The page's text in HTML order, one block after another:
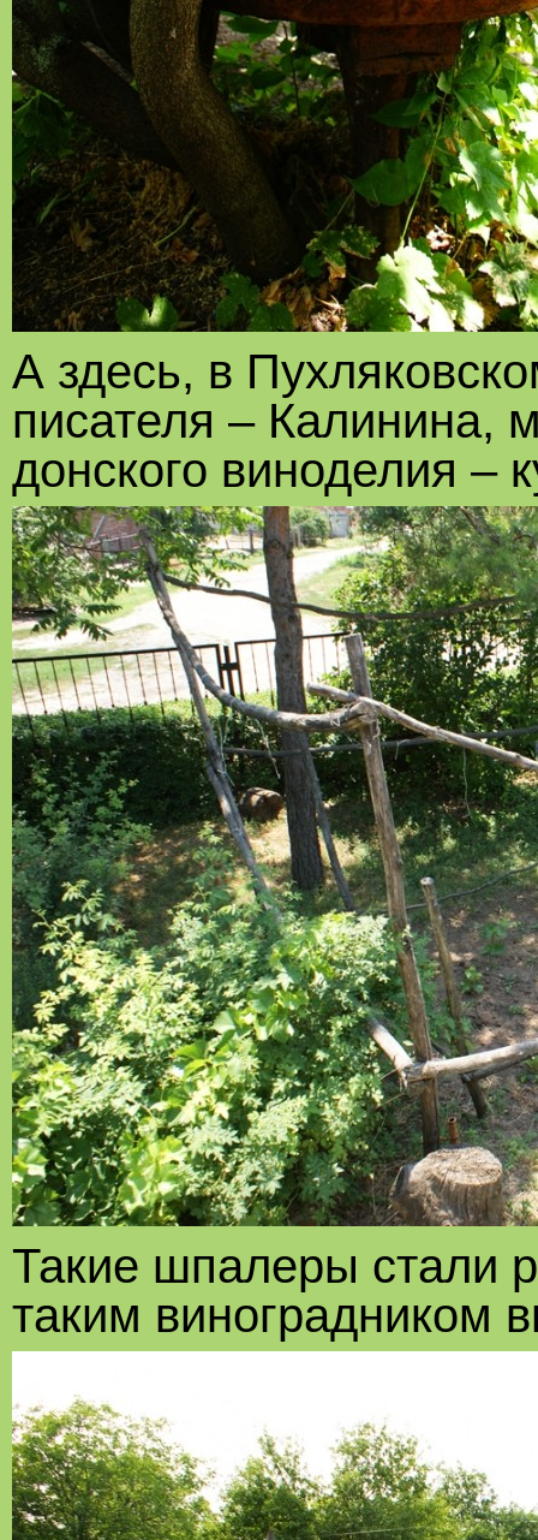
А здесь, в
писателя – Калинина,
донского виноделия –
Такие шпалеры стали
таким виноградником